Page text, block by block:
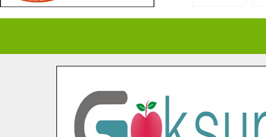
İlçe Jandarma Komutanı Karakaya’dan
Bertiz’in Yeni Köprüsünde Sona Doğru.